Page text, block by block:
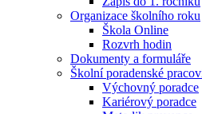
Organizace školního roku
Škola Online
Rozvrh hodin
Dokumenty a formuláře
Školní poradenské
Výchovný poradce
Kariérový poradce